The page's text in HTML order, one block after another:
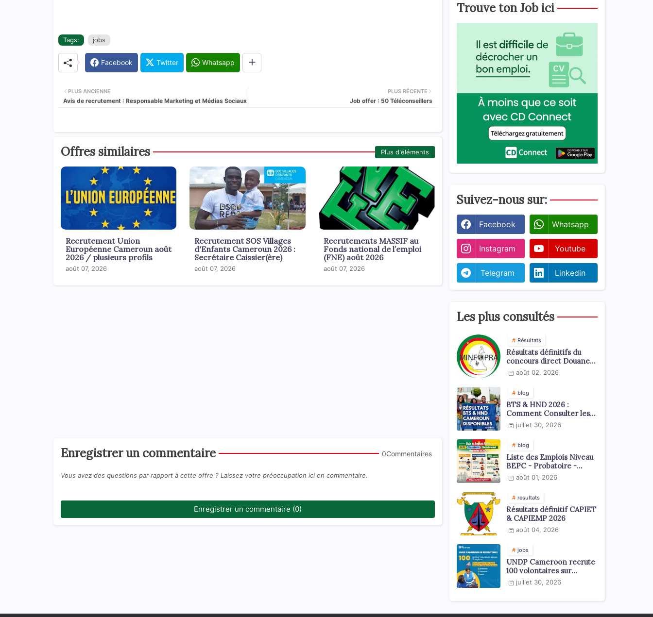
Tags: jobs
Facebook Twitter Whatsapp
PLUS RÉCENTE
Job offer : 50 Téléconseillers
PLUS ANCIENNE
Avis de recrutement : Responsable Marketing et Médias Sociaux
Offres similaires Plus d'éléments
Recrutement Union
Européenne Cameroun août
2026 / plusieurs profils
août 07, 2026
Recrutement SOS Villages
d'Enfants Cameroun 2026 :
Secrétaire Caissier(ère)
août 07, 2026
Recrutements MASSIF au
Fonds national de l’emploi
(FNE) août 2026
août 07, 2026
Enregistrer un commentaire 0Commentaires
Vous avez des questions par rapport à cette offre ? Laissez votre préoccupation ici en commentaire.
Enregistrer un commentaire (0)
Trouve ton Job ici
Suivez-nous sur:
Facebook Whatsapp
Instagram Youtube
Telegram Linkedin
Les plus consultés
Résultats
Résultats définitifs du
concours direct Douanes
2026août 02, 2026
blog
BTS & HND 2026 :
Comment Consulter les
Résultats ?
juillet 30, 2026
blog
Liste des Emplois Niveau
BEPC - Probatoire -
Baccalauréat dispoblible
en 2026
août 01, 2026
resultats
Résultats définitif CAPIET
& CAPIEMP 2026
août 04, 2026
jobs
UNDP Cameroon recrute
100 volontaires sur
l'échelle du territoire
national
juillet 30, 2026